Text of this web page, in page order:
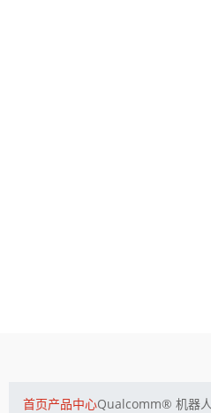
首页产品中心Qualcomm® 机器